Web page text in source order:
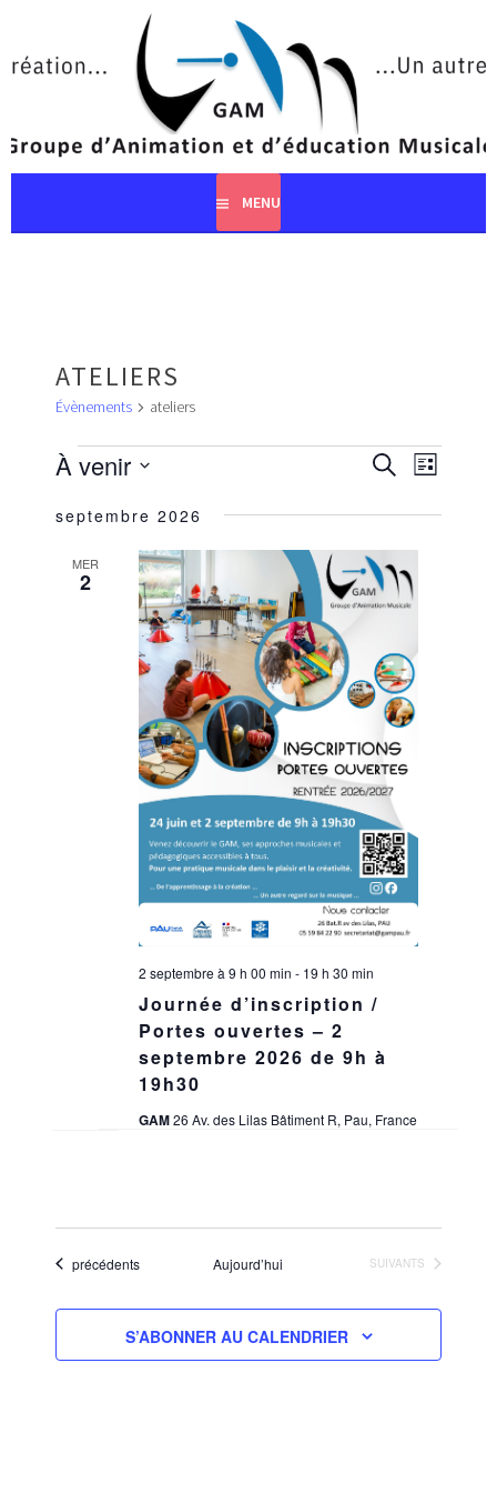
contenu
MENU
ATELIERS
Évènements ateliers
ÉVÈNEMENTS RECHERCHE
NAVIGATION
VUES
RECHERCHE
DE
VUES
LISTE
À venir
une
septembre 2026
MER
2
Journée d’inscription /
Portes ouvertes – 2
septembre 2026 de 9h à
19h30
2 septembre à 9 h 00 min - 19 h 30 min
GAM26 Av. des Lilas Bâtiment R, Pau, France
Évènements
précédents Aujourd’hui ÉVÈNEMENTS
SUIVANTS
S’ABONNER AU CALENDRIER